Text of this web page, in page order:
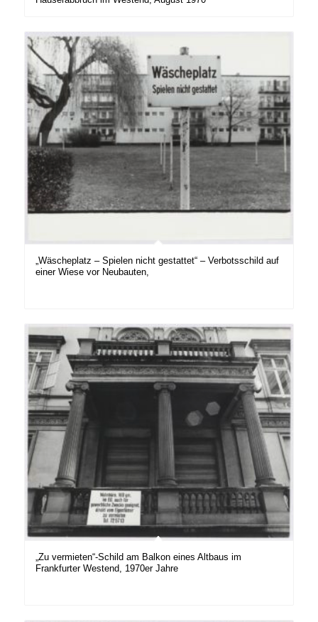
„Wäscheplatz – Spielen nicht gestattet“ – Verbotsschild auf
einer Wiese vor Neubauten,
„Zu vermieten“-Schild am Balkon eines Altbaus im
Frankfurter Westend, 1970er Jahre